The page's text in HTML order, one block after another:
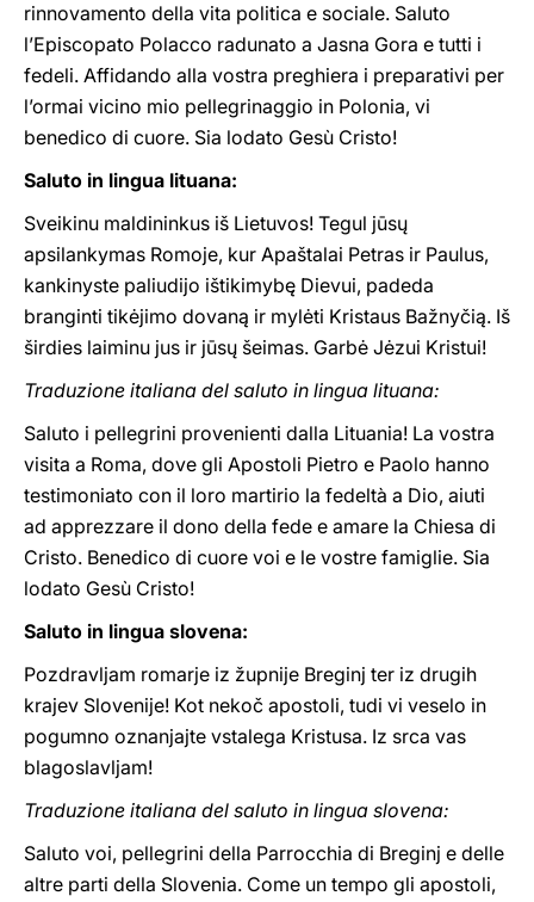
rinnovamento della vita politica e sociale. Saluto
l’Episcopato Polacco radunato a Jasna Gora e tutti i
fedeli. Affidando alla vostra preghiera i preparativi per
l’ormai vicino mio pellegrinaggio in Polonia, vi
benedico di cuore. Sia lodato Gesù Cristo!
Saluto in lingua lituana:
Sveikinu maldininkus iš Lietuvos! Tegul jūsų
apsilankymas Romoje, kur Apaštalai Petras ir Paulus,
kankinyste paliudijo ištikimybę Dievui, padeda
branginti tikėjimo dovaną ir mylėti Kristaus Bažnyčią. Iš
širdies laiminu jus ir jūsų šeimas. Garbė Jėzui Kristui!
Traduzione italiana del saluto in lingua lituana:
Saluto i pellegrini provenienti dalla Lituania! La vostra
visita a Roma, dove gli Apostoli Pietro e Paolo hanno
testimoniato con il loro martirio la fedeltà a Dio, aiuti
ad apprezzare il dono della fede e amare la Chiesa di
Cristo. Benedico di cuore voi e le vostre famiglie. Sia
lodato Gesù Cristo!
Saluto in lingua slovena:
Pozdravljam romarje iz župnije Breginj ter iz drugih
krajev Slovenije! Kot nekoč apostoli, tudi vi veselo in
pogumno oznanjajte vstalega Kristusa. Iz srca vas
blagoslavljam!
Traduzione italiana del saluto in lingua slovena:
Saluto voi, pellegrini della Parrocchia di Breginj e delle
altre parti della Slovenia. Come un tempo gli apostoli,